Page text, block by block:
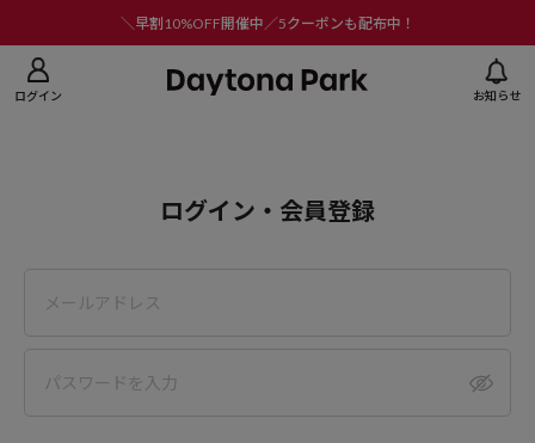
＼早割10%OFF開催中／5クーポンも配布中！
ログイン お知らせ
ログイン・会員登録